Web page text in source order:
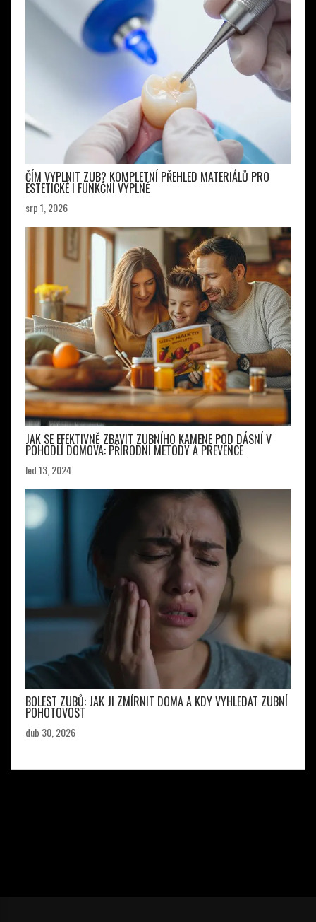
ČÍM VYPLNIT ZUB? KOMPLETNÍ PŘEHLED MATERIÁLŮ PRO
ESTETICKÉ I FUNKČNÍ VÝPLNĚ
srp 1, 2026
JAK SE EFEKTIVNĚ ZBAVIT ZUBNÍHO KAMENE POD DÁSNÍ V
POHODLÍ DOMOVA: PŘÍRODNÍ METODY A PREVENCE
led 13, 2024
BOLEST ZUBŮ: JAK JI ZMÍRNIT DOMA A KDY VYHLEDAT ZUBNÍ
POHOTOVOST
dub 30, 2026